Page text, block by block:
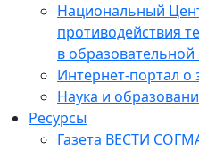
Национальный
противодействия
в
Интернет-портал
Наука и
Ресурсы
Газета ВЕСТИ